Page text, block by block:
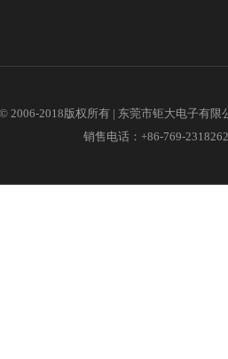
© 2006-2018版权所有 | 东莞市钜大电子有
销售电话：+86-769-